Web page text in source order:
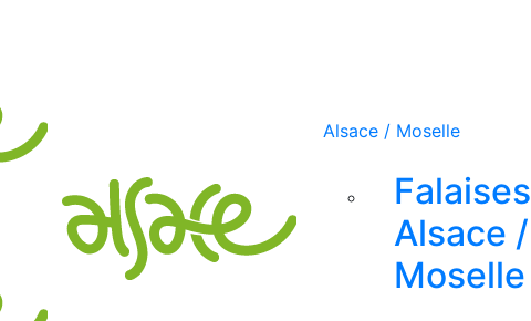
Alsace / Moselle
Falaises
Alsace /
Moselle